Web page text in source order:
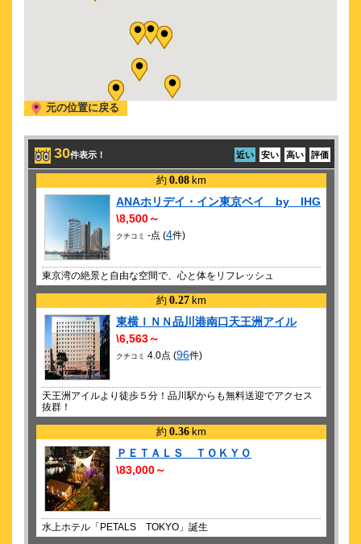
2026/10/ 3 (土)
舞台 ブルーロック 5th STAGE 新英雄大戦 開幕
2026/10/ 8 (木)
舞台 ブルーロック 5th STAGE 新英雄大戦 開幕
元の位置に戻る
30件表示！ 近い 安い 高い 評価
約 0.08 km
ANAホリデイ・イン東京ベイ by IHG
\8,500～
クチコミ -点 (4件)
東京湾の絶景と自由な空間で、心と体をリフレッシュ
約 0.27 km
東横ＩＮＮ品川港南口天王洲アイル
\6,563～
クチコミ 4.0点 (96件)
天王洲アイルより徒歩５分！品川駅からも無料送迎でアクセス
抜群！
約 0.36 km
ＰＥＴＡＬＳ ＴＯＫＹＯ
\83,000～
水上ホテル「PETALS TOKYO」誕生